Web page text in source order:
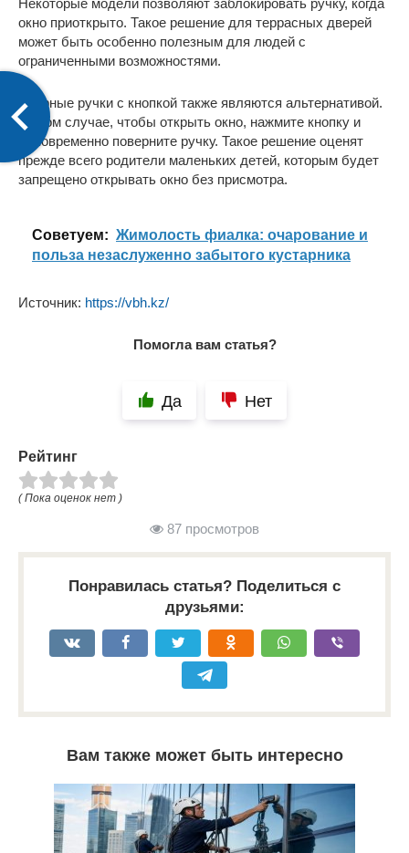
окно приоткрыто. Такое решение для террасных дверей
может быть особенно полезным для людей с
ограниченными возможностями.
Дверные ручки с кнопкой также являются альтернативой.
В этом случае, чтобы открыть окно, нажмите кнопку и
одновременно поверните ручку. Такое решение оценят
прежде всего родители маленьких детей, которым будет
запрещено открывать окно без присмотра.
Cоветуем: Жимолость фиалка: очарование и
польза незаслуженно забытого кустарника
Источник: https://vbh.kz/
Помогла вам статья?
Да Нет
Рейтинг
( Пока оценок нет )
87 просмотров
Понравилась статья? Поделиться с
друзьями:
Вам также может быть интересно